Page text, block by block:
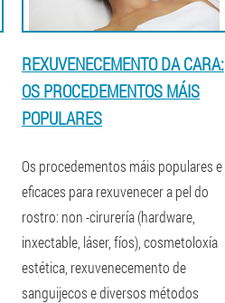
REXUVENECEMENTO DA CARA:
OS PROCEDEMENTOS MÁIS
POPULARES
Os procedementos máis populares e
eficaces para rexuvenecer a pel do
rostro: non -cirurería (hardware,
inxectable, láser, fíos), cosmetoloxía
estética, rexuvenecemento de
sanguijecos e diversos métodos